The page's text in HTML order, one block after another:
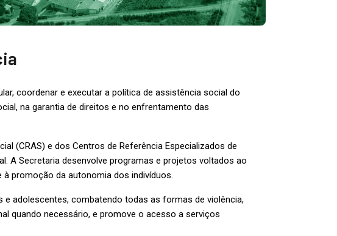
coordenar e executar a política de assistência social do
na garantia de direitos e no enfrentamento das
(CRAS) e dos Centros de Referência Especializados de
A Secretaria desenvolve programas e projetos voltados ao
promoção da autonomia dos indivíduos.
e adolescentes, combatendo todas as formas de violência,
quando necessário, e promove o acesso a serviços